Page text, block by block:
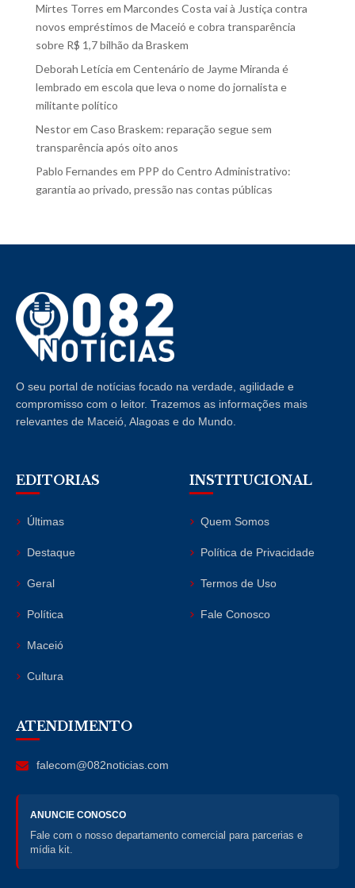
Mirtes Torres em Marcondes Costa vai à Justiça contra
novos empréstimos de Maceió e cobra transparência
sobre R$ 1,7 bilhão da Braskem
Deborah Letícia em Centenário de Jayme Miranda é
lembrado em escola que leva o nome do jornalista e
militante político
Nestorem Caso Braskem: reparação segue sem
transparência após oito anos
Pablo Fernandes em PPP do Centro Administrativo:
garantia ao privado, pressão nas contas públicas
O seu portal de notícias focado na verdade, agilidade e
compromisso com o leitor. Trazemos as informações mais
relevantes de Maceió, Alagoas e do Mundo.
EDITORIAS
Últimas
Destaque
Geral
Política
Maceió
Cultura
INSTITUCIONAL
Quem Somos
Política de Privacidade
Termos de Uso
Fale Conosco
ATENDIMENTO
falecom@082noticias.com
ANUNCIE CONOSCO
Fale com o nosso departamento comercial para parcerias e
mídia kit.